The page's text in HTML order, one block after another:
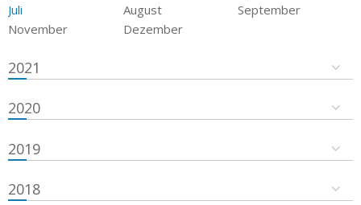
Juli
August
September
November
Dezember
2021
2020
2019
2018